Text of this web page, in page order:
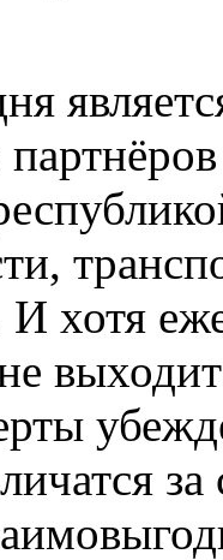
хотя